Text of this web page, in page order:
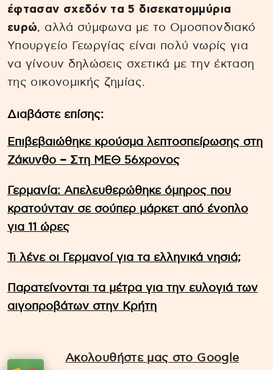
έφτασαν σχεδόν τα 5 δισεκατομμύρια
ευρώ, αλλά σύμφωνα με το Ομοσπονδιακό
Υπουργείο Γεωργίας είναι πολύ νωρίς για
να γίνουν δηλώσεις σχετικά με την έκταση
της οικονομικής ζημίας.
Διαβάστε επίσης:
Επιβεβαιώθηκε κρούσμα λεπτοσπείρωσης στη
Ζάκυνθο – Στη ΜΕΘ 56χρονος
Γερμανία: Απελευθερώθηκε όμηρος που
κρατούνταν σε σούπερ μάρκετ από ένοπλο
για 11 ώρες
Τι λένε οι Γερμανοί για τα ελληνικά νησιά;
Παρατείνονται τα μέτρα για την ευλογιά των
αιγοπροβάτων στην Κρήτη
Ακολουθήστε μας στο Google